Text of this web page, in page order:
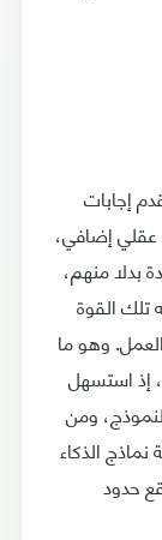
إجابات
عقلي إضافي،
بدلا منهم،
تلك القوة
وهو ما
إذ استسهل
ومن
الذكاء
حدود